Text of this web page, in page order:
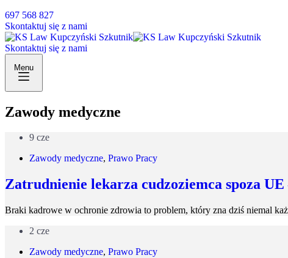
697 568 827
Skontaktuj się z nami
Skontaktuj się z nami
Menu
Zawody medyczne
9 cze
Zawody medyczne, Prawo Pracy
Zatrudnienie lekarza cudzoziemca spoza
Braki kadrowe w ochronie zdrowia to problem, który zna dziś niemal
2 cze
Zawody medyczne, Prawo Pracy